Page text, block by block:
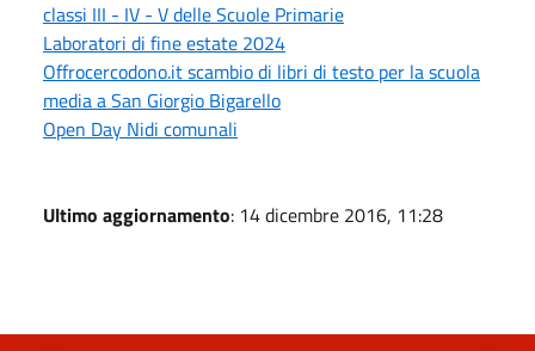
classi III - IV - V delle Scuole Primarie
Laboratori di fine estate 2024
Offrocercodono.it scambio di libri di testo per la scuola
media a San Giorgio Bigarello
Open Day Nidi comunali
Ultimo aggiornamento: 14 dicembre 2016, 11:28